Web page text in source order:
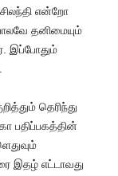
என்றோ
தனிமையும்
இப்போதும்
தெரிந்து
பதிப்பகத்தின்
இதழ் எட்டாவது